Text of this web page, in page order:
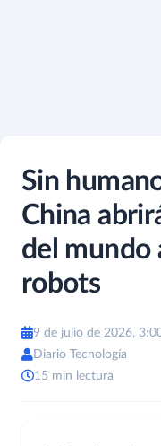
Sin
China
del mundo
robots
9 de julio de 2026,
Diario Tecnología
15 min lectura